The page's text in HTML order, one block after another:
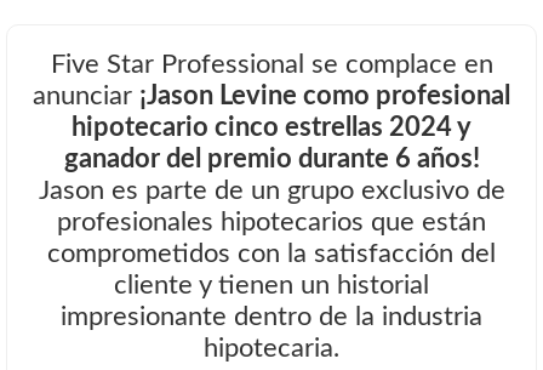
Five Star Professional se complace en
anunciar ¡Jason Levine como profesional
hipotecario cinco estrellas 2024 y
ganador del premio durante 6 años!
Jason es parte de un grupo exclusivo de
profesionales hipotecarios que están
comprometidos con la satisfacción del
cliente y tienen un historial
impresionante dentro de la industria
hipotecaria.